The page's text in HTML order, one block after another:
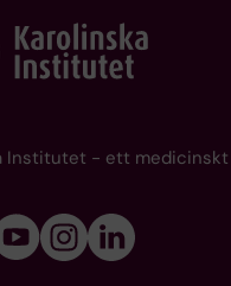
Institutet - ett